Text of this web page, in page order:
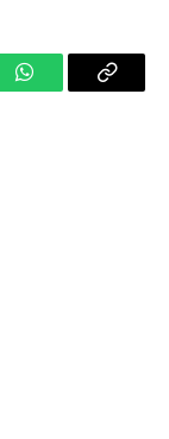
WhatsAppCopy